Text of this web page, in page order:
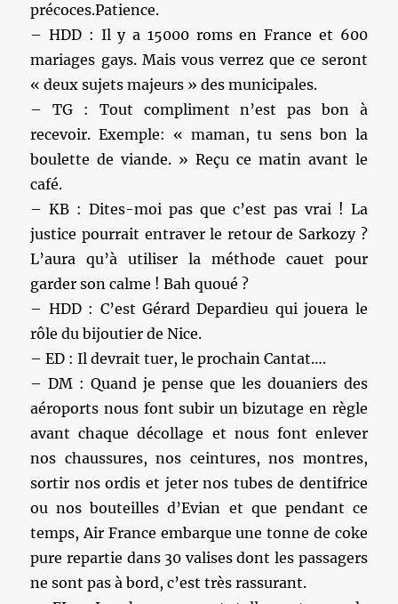
précoces.Patience.
– HDD : Il y a 15000 roms en France et 600
mariages gays. Mais vous verrez que ce seront
« deux sujets majeurs » des municipales.
– TG : Tout compliment n’est pas bon à
recevoir. Exemple: « maman, tu sens bon la
boulette de viande. » Reçu ce matin avant le
café.
– KB : Dites-moi pas que c’est pas vrai ! La
justice pourrait entraver le retour de Sarkozy ?
L’aura qu’à utiliser la méthode cauet pour
garder son calme ! Bah quoué ?
– HDD : C’est Gérard Depardieu qui jouera le
rôle du bijoutier de Nice.
– ED : Il devrait tuer, le prochain Cantat….
– DM : Quand je pense que les douaniers des
aéroports nous font subir un bizutage en règle
avant chaque décollage et nous font enlever
nos chaussures, nos ceintures, nos montres,
sortir nos ordis et jeter nos tubes de dentifrice
ou nos bouteilles d’Evian et que pendant ce
temps, Air France embarque une tonne de coke
pure repartie dans 30 valises dont les passagers
ne sont pas à bord, c’est très rassurant.